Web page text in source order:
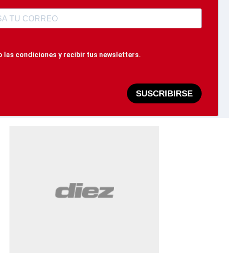
las condiciones y recibir tus newsletters.
SUSCRIBIRSE